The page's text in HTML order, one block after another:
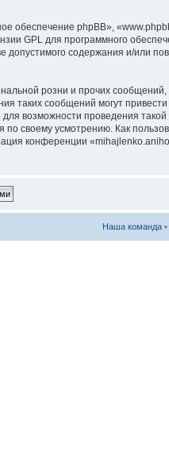
phpBB»,
GPL для программного
допустимого содержания и/или
розни и прочих
таких сообщений могут
возможности проведения
своему усмотрению. Как
конференции
Наша команда •